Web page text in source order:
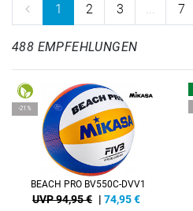
1 2 3 7
488 EMPFEHLUNGEN
-21%
BEACH PRO BV550C-DVV1
UVP 94,95 € | 74,95€